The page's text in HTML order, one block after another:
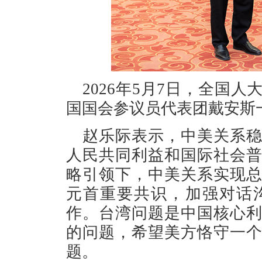
2026年5月7日，全国人
国国会参议员代表团戴安斯
赵乐际表示，中美关系
人民共同利益和国际社会
略引领下，中美关系实现
元首重要共识，加强对话
作。台湾问题是中国核心
的问题，希望美方恪守一
题。